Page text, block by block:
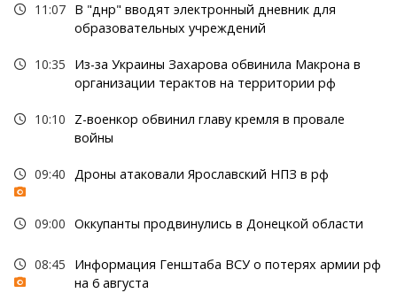
11:07 В "днр" вводят электронный дневник для
образовательных учреждений
10:35
Из-за Украины Захарова обвинила Макрона в
организации терактов на территории рф
10:10
Z-военкор обвинил главу кремля в провале
войны
09:40 Дроны атаковали Ярославский НПЗ в рф
09:00 Оккупанты продвинулись в Донецкой области
08:45
Информация Генштаба ВСУ о потерях армии рф
на 6 августа